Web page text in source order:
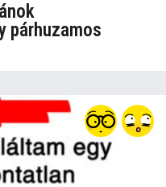
párhuzamos